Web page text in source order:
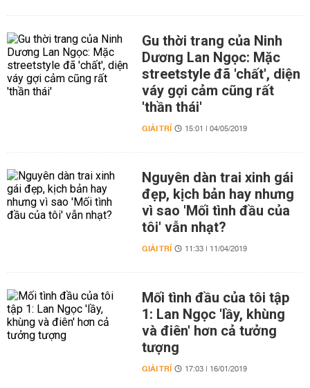
Gu thời trang của Ninh
Dương Lan Ngọc: Mặc
streetstyle đã 'chất', diện
váy gợi cảm cũng rất
'thần thái'
GIẢI TRÍ 15:01 | 04/05/2019
Nguyên dàn trai xinh gái
đẹp, kịch bản hay nhưng
vì sao 'Mối tình đầu của
tôi' vẫn nhạt?
GIẢI TRÍ 11:33 | 11/04/2019
Mối tình đầu của tôi tập
1: Lan Ngọc 'lầy, khùng
và điên' hơn cả tưởng
tượng
GIẢI TRÍ 17:03 | 16/01/2019